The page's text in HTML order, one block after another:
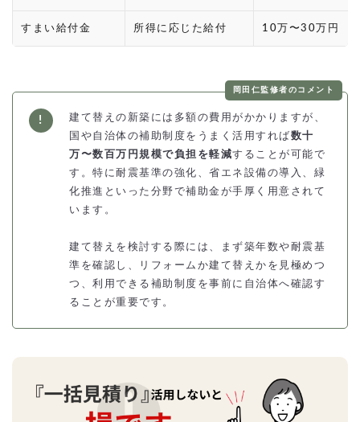
すまい給付金 所得に応じた給付 10万〜30万円
岡田仁監修者のコメント
建て替えの新築には多額の費用がかかりますが、
国や自治体の補助制度をうまく活用すれば数十
万〜数百万円規模で負担を軽減することが可能で
す。特に耐震基準の強化、省エネ設備の導入、緑
化推進といった分野で補助金が手厚く用意されて
います。
建て替えを検討する際には、まず築年数や耐震基
準を確認し、リフォームか建て替えかを見極めつ
つ、利用できる補助制度を事前に自治体へ確認す
ることが重要です。